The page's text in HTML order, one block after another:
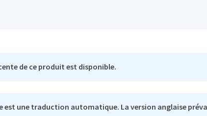
de ce produit est disponible.
est une traduction automatique. La version anglaise